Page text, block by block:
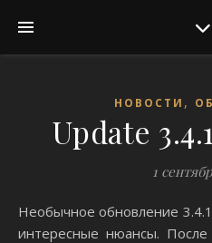
НОВОСТИ ,
Update
1
Необычное обновление 3.4.10. Не только Starfield, но и
интересные нюансы. После